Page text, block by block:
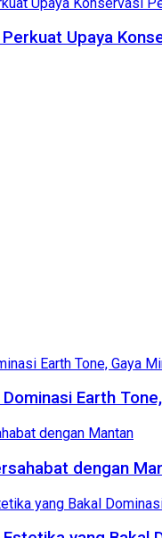
Upaya
Earth
dengan